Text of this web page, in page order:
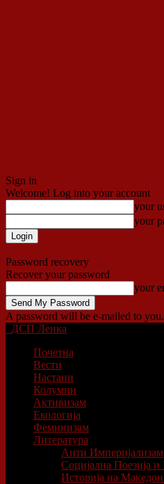
Sign in
Welcome! Log into your account
your
your
Password recovery
Recover your password
your
A password will be e-mailed to you.
ДСП Ленка
Почетна
Вести
Настани
Колумни
Активизам
Екологија
Феминизам
Литература
Анти Империјализам
Социјална Поезија и
Историја на